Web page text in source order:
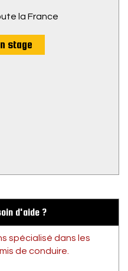
la France
stage
d'aide ?
spécialisé dans les
de conduire.